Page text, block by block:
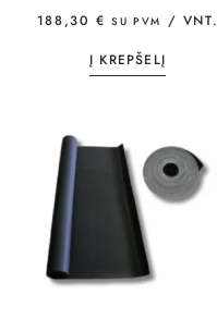
188,30€ SU PVM
/ VNT.
Į KREPŠELĮ